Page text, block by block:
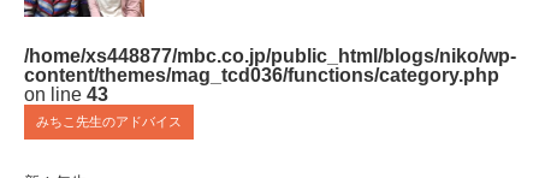
/home/xs448877/mbc.co.jp/public_html/blogs/niko/wp-
content/themes/mag_tcd036/functions/category.php
on line 43
みちこ先生のアドバイス